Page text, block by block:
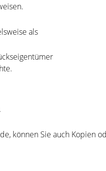
als
ümer
können Sie auch Kopien